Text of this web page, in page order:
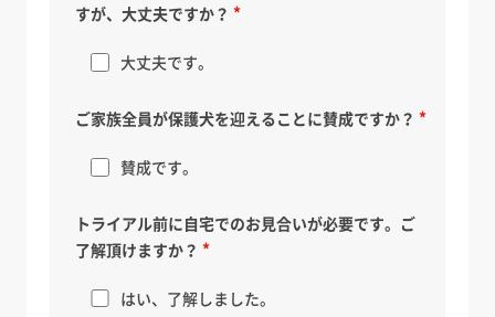
すが、大丈夫ですか？
大丈夫です。
ご家族全員が保護犬を迎えることに賛成ですか？
賛成です。
トライアル前に自宅でのお見合いが必要です。ご
了解頂けますか？
はい、了解しました。